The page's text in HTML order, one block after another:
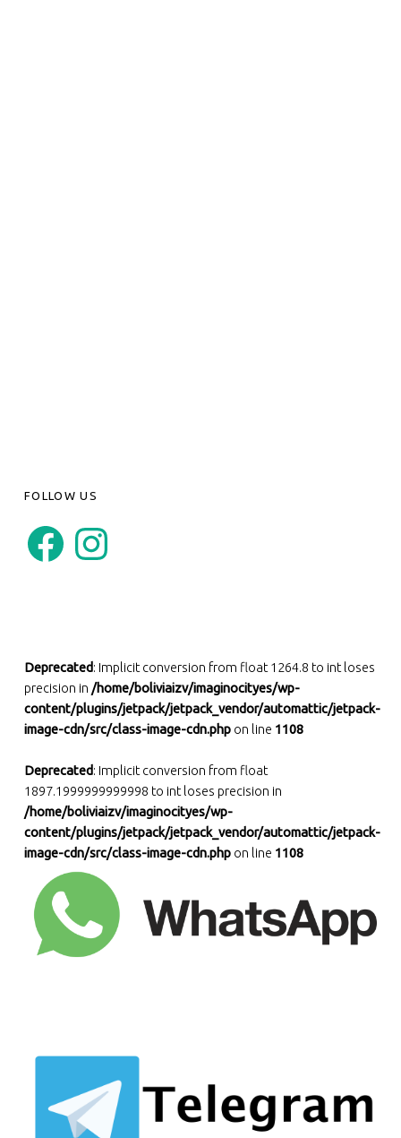
FOLLOW US
Deprecated: Implicit conversion from float 1264.8 to int loses
precision in /home/boliviaizv/imaginocityes/wp-
content/plugins/jetpack/jetpack_vendor/automattic/jetpack-
image-cdn/src/class-image-cdn.php on line 1108
Deprecated: Implicit conversion from float
1897.1999999999998 to int loses precision in
/home/boliviaizv/imaginocityes/wp-
content/plugins/jetpack/jetpack_vendor/automattic/jetpack-
image-cdn/src/class-image-cdn.php on line 1108